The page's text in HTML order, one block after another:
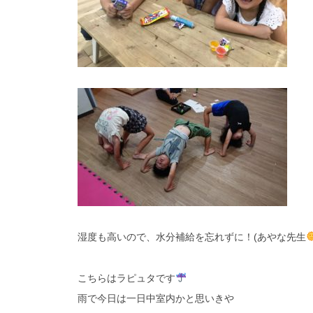
湿度も高いので、水分補給を忘れずに！(あやな先生
こちらはラピュタです
雨で今日は一日中室内かと思いきや